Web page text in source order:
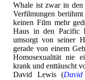
Whale ist zwar in den
Verfilmungen
keinen Film mehr
Haus in den Pacific
umsorgt von seiner
gerade von einem
Homosexualität nie
krank und enttäuscht
David Lewis (